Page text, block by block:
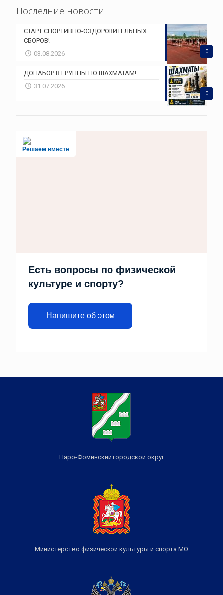
Последние новости
0
СТАРТ СПОРТИВНО-ОЗДОРОВИТЕЛЬНЫХ
СБОРОВ!
03.08.2026
0
ДОНАБОР В ГРУППЫ ПО ШАХМАТАМ!
31.07.2026
Решаем вместе
Есть вопросы по физической
культуре и спорту?
Напишите об этом
Наро-Фоминский городской округ
Министерство физической культуры и спорта МО